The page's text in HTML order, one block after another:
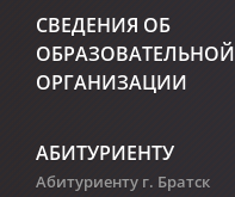
СВЕДЕНИЯ ОБ
ОБРАЗОВАТЕЛЬНОЙ
ОРГАНИЗАЦИИ
АБИТУРИЕНТУ
Абитуриенту г. Братск